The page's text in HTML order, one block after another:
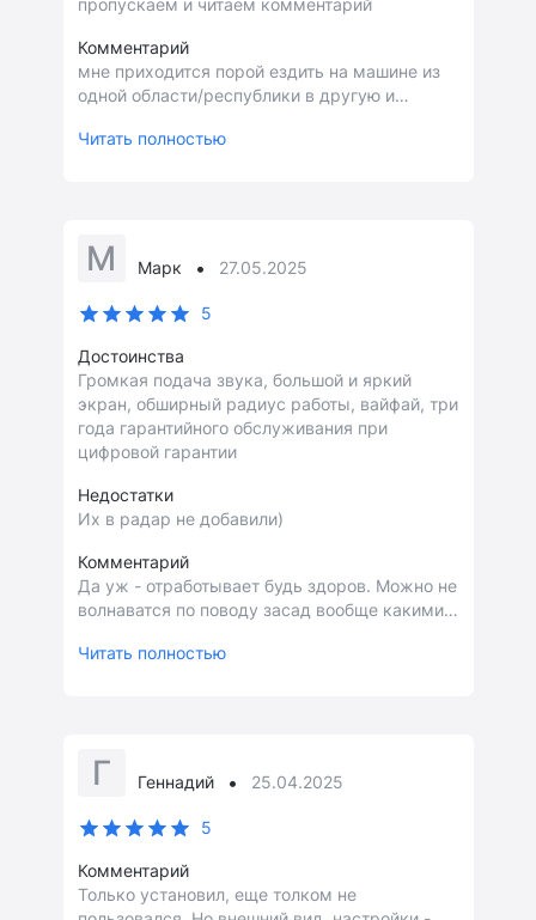
пропускаем и читаем комментарий
Комментарий
мне приходится порой ездить на машине из
одной области/республики в другую и
особенно актуален, НО ОН ОТПАЛ когда в
любую ситуацию с камерой
Читать полностью
М Марк • 27.05.2025
5
Достоинства
Громкая подача звука, большой и яркий
экран, обширный радиус работы, вайфай, три
года гарантийного обслуживания при
цифровой гарантии
Недостатки
Их в радар не добавили)
Комментарий
Да уж - отработывает будь здоров. Можно не
волнаватся по поводу засад вообще какими
Хорошая тема - загрузка обновления через
Читать полностью
Г Геннадий • 25.04.2025
5
Комментарий
Только установил, еще толком не